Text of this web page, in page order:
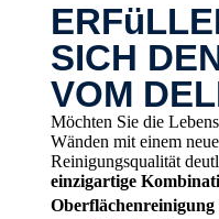
SICH
VOM
Möchten Sie die
Wänden mit einem
Reinigungsqualität
einzigartige
Oberflächenreinigung